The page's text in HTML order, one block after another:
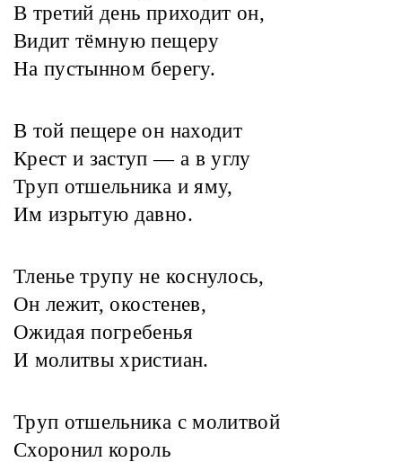
В третий день приходит он,
Видит тёмную пещеру
На пустынном берегу.
В той пещере он находит
Крест и заступ — а в углу
Труп отшельника и яму,
Им изрытую давно.
Тленье трупу не коснулось,
Он лежит, окостенев,
Ожидая погребенья
И молитвы христиан.
Труп отшельника с молитвой
Схоронил король